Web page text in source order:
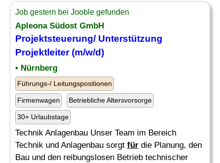
Job gestern bei Jooble gefunden
Apleona Südost GmbH
Projektsteuerung/ Unterstützung
Projektleiter (m/w/d)
• Nürnberg
Führungs-/ Leitungspositionen
Firmenwagen Betriebliche Altersvorsorge
30+ Urlaubstage
Technik Anlagenbau Unser Team im Bereich
Technik und Anlagenbau sorgt für die Planung, den
Bau und den reibungslosen Betrieb technischer